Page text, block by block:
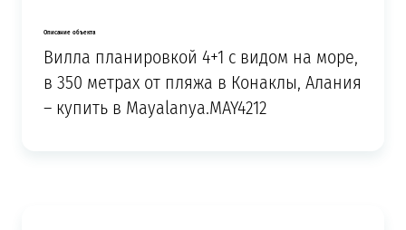
Описание объекта
Вилла планировкой 4+1 с видом на море,
в 350 метрах от пляжа в Конаклы, Алания
– купить в Mayalanya.MAY4212